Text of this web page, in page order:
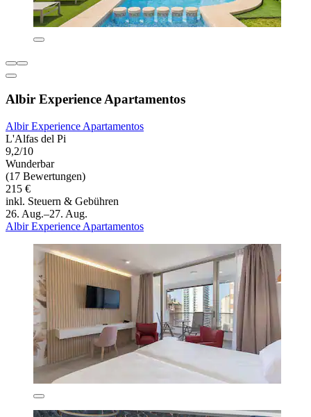
Albir Experience Apartamentos
Albir Experience Apartamentos
L'Alfas del Pi
9,2/10
Wunderbar
(17 Bewertungen)
215 €
inkl. Steuern & Gebühren
26. Aug.–27. Aug.
Albir Experience Apartamentos